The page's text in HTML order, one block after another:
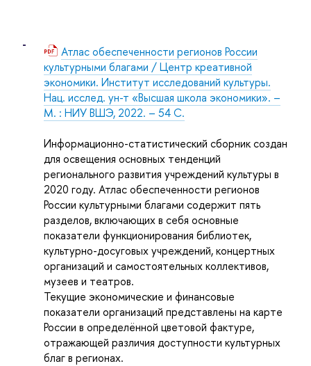
Атлас обеспеченности регионов России
культурными благами / Центр креативной
экономики. Институт исследований культуры.
Нац. исслед. ун-т «Высшая школа экономики». –
М. : НИУ ВШЭ, 2022. – 54 С.
Информационно-статистический сборник создан
для освещения основных тенденций
регионального развития учреждений культуры в
2020 году. Атлас обеспеченности регионов
России культурными благами содержит пять
разделов, включающих в себя основные
показатели функционирования библиотек,
культурно-досуговых учреждений, концертных
организаций и самостоятельных коллективов,
музеев и театров.
Текущие экономические и финансовые
показатели организаций представлены на карте
России в определённой цветовой фактуре,
отражающей различия доступности культурных
благ в регионах.